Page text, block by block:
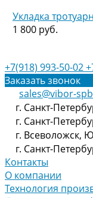
Укладка
1 800 руб.
+7(918) 993-50-02
Заказать звонок
sales@vibor-
г. Санкт-
г. Санкт-
г. Всеволожск,
г. Санкт-
Контакты
О компании
Технология